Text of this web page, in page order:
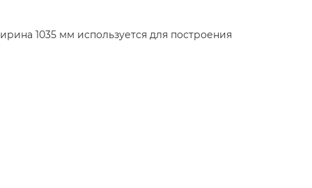
1035 мм используется для построения